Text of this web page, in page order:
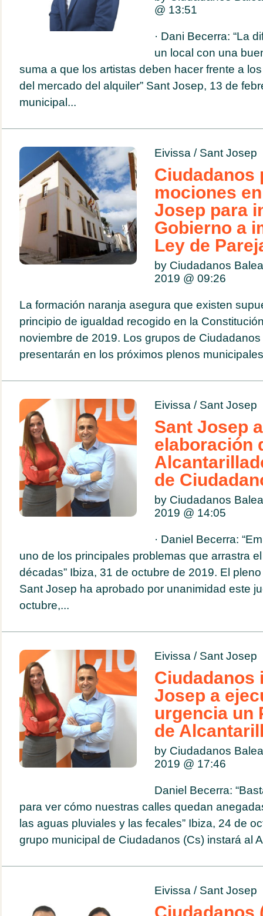
@ 13:51
· Dani Becerra: “La
un local con una
suma a que los artistas deben hacer frente a
del mercado del alquiler” Sant Josep, 13 de
municipal...
Eivissa / Sant Josep
Ciudadanos
mociones
Josep para
Gobierno a
Ley de
by Ciudadanos
2019 @ 09:26
La formación naranja asegura que existen
principio de igualdad recogido en la
noviembre de 2019. Los grupos de
presentarán en los próximos plenos
Eivissa / Sant Josep
Sant Josep
elaboración
de
by Ciudadanos
2019 @ 14:05
· Daniel Becerra:
uno de los principales problemas que arrastra
décadas” Ibiza, 31 de octubre de 2019. El
Sant Josep ha aprobado por unanimidad este
octubre,...
Eivissa / Sant Josep
Ciudadanos
Josep a
urgencia un
de
by Ciudadanos
2019 @ 17:46
Daniel Becerra:
para ver cómo nuestras calles quedan
las aguas pluviales y las fecales” Ibiza, 24 de
grupo municipal de Ciudadanos (Cs) instará al
Eivissa / Sant Josep